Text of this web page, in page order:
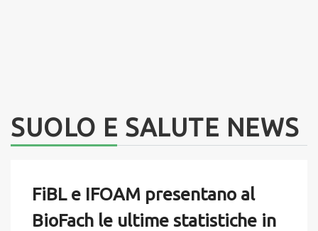
SUOLO E SALUTE NEWS
FiBL e IFOAM presentano al
BioFach le ultime statistiche in